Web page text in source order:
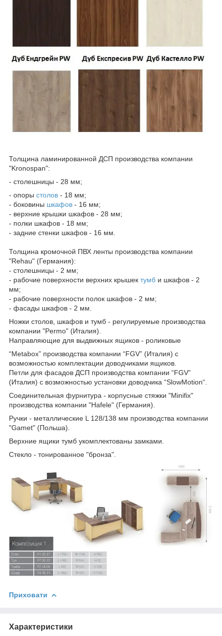
Толщина ламинированной ДСП производства компании
"Kronospan":
- столешницы - 28 мм;
- опоры столов - 18 мм;
- боковины шкафов - 16 мм;
- верхние крышки шкафов - 28 мм;
- полки шкафов - 18 мм;
- задние стенки шкафов - 16 мм.
Толщина кромочной ПВХ ленты производства компании
"Rehau" (Германия):
- столешницы - 2 мм;
- рабочие поверхности верхних крышек тумб и шкафов - 2
мм;
- рабочие поверхности полок шкафов - 2 мм;
- фасады шкафов - 2 мм.
Ножки столов, шкафов и тумб - регулируемые производства
компании "Permo" (Италия).
Направляющие для выдвижных ящиков - роликовые
“Metabox” производства компании “FGV” (Италия) с
возможностью комплектации доводчиками ящиков.
Петли для фасадов ДСП производства компании “FGV”
(Италия) с возможностью установки доводчика “SlowMotion“.
Соединительная фурнитура - корпусные стяжки "Minifix"
производства компании "Hafele" (Германия).
Ручки - металлические L 128/138 мм производства компании
"Gamet" (Польша).
Верхние ящики тумб укомплектованы замками.
Стекло - тонированное "бронза".
Приховати
Характеристики